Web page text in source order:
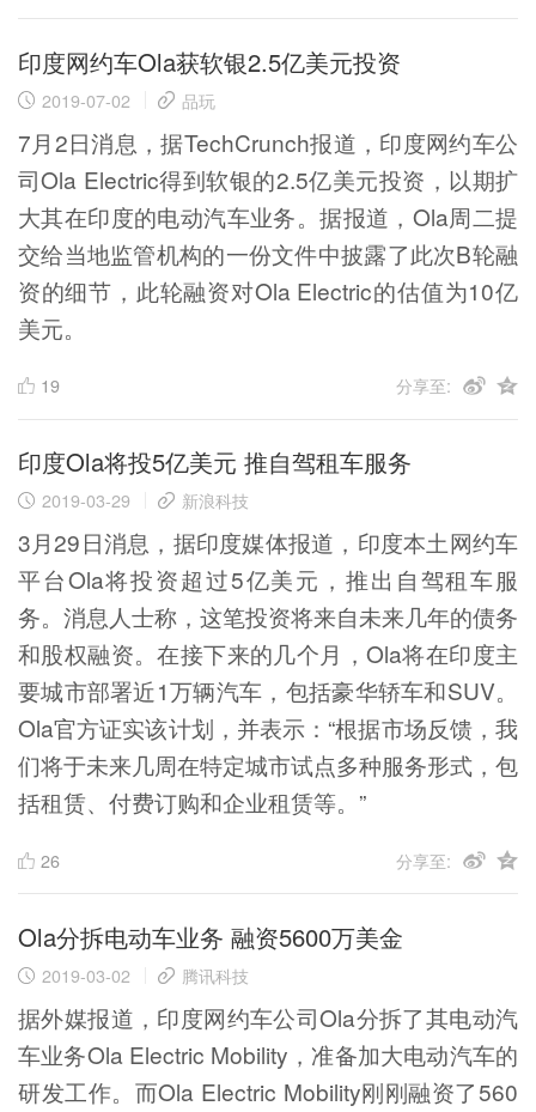
印度网约车Ola获软银2.5亿美元投资
2019-07-02 品玩
7月2日消息，据TechCrunch报道，印度网约车公
司Ola Electric得到软银的2.5亿美元投资，以期扩
大其在印度的电动汽车业务。据报道，Ola周二提
交给当地监管机构的一份文件中披露了此次B轮融
资的细节，此轮融资对Ola Electric的估值为10亿
美元。
19 分享至:
印度Ola将投5亿美元 推自驾租车服务
2019-03-29 新浪科技
3月29日消息，据印度媒体报道，印度本土网约车
平台Ola将投资超过5亿美元，推出自驾租车服
务。消息人士称，这笔投资将来自未来几年的债务
和股权融资。在接下来的几个月，Ola将在印度主
要城市部署近1万辆汽车，包括豪华轿车和SUV。
Ola官方证实该计划，并表示：“根据市场反馈，我
们将于未来几周在特定城市试点多种服务形式，包
括租赁、付费订购和企业租赁等。”
26 分享至:
Ola分拆电动车业务 融资5600万美金
2019-03-02 腾讯科技
据外媒报道，印度网约车公司Ola分拆了其电动汽
车业务Ola Electric Mobility，准备加大电动汽车的
研发工作。而Ola Electric Mobility刚刚融资了560